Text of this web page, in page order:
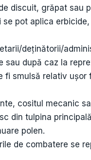
discuit, grăpat sau
pot aplica
deținătorii/
după caz la
fi smulsă relativ
cositul mecanic
din tulpina
polen.
de combatere se